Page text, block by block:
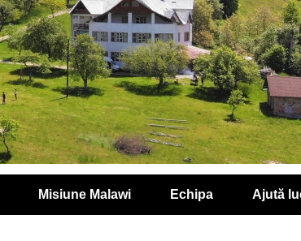
Misiune Malawi Echipa Ajută